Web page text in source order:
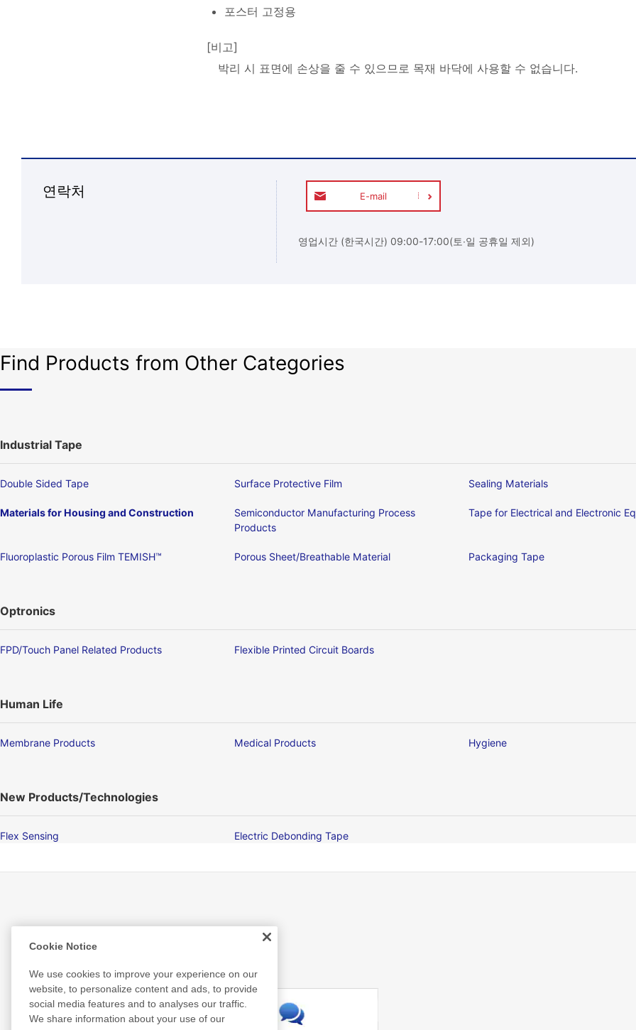
포스터 고정용
[비고]
박리 시 표면에 손상을 줄 수 있으므로 목재 바닥에 사용할 수 없습니다.
연락처 E-mail
영업시간 (한국시간) 09:00-17:00(토∙일 공휴일 제외)
Find Products from Other Categories
Industrial Tape
Double Sided Tape Surface Protective Film Sealing Materials
Materials for Housing and Construction
Semiconductor Manufacturing Process
Products
Tape for Electrical and Electronic
Fluoroplastic Porous Film TEMISH™ Porous Sheet/Breathable Material Packaging Tape
Optronics
FPD/Touch Panel Related Products Flexible Printed Circuit Boards
Human Life
Membrane Products Medical Products Hygiene
New Products/Technologies
Flex Sensing Electric Debonding Tape
Related Information
Cookie Notice
We use cookies to improve your experience on our
website, to personalize content and ads, to provide
social media features and to analyses our traffic.
We share information about your use of our